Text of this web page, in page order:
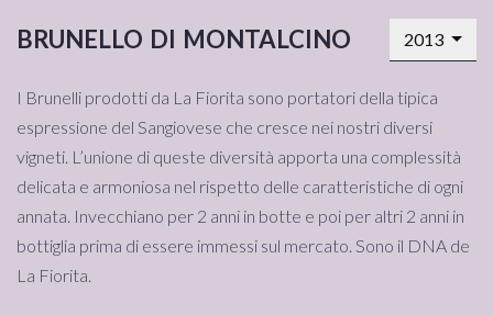
brunello di montalcino 2013
I Brunelli prodotti da La Fiorita sono portatori della tipica
espressione del Sangiovese che cresce nei nostri diversi
vigneti. L’unione di queste diversità apporta una complessità
delicata e armoniosa nel rispetto delle caratteristiche di ogni
annata. Invecchiano per 2 anni in botte e poi per altri 2 anni in
bottiglia prima di essere immessi sul mercato. Sono il DNA de
La Fiorita.